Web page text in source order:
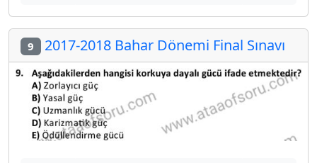
9 2017-2018 Bahar Dönemi Final Sınavı